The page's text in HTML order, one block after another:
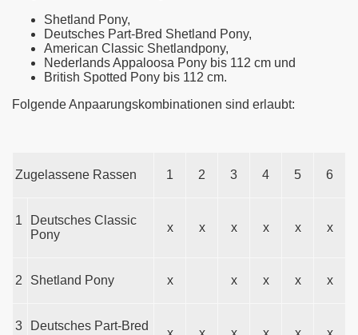
Shetland Pony,
Deutsches Part-Bred Shetland Pony,
American Classic Shetlandpony,
Nederlands Appaloosa Pony bis 112 cm und
British Spotted Pony bis 112 cm.
Folgende Anpaarungskombinationen sind erlaubt:
Zugelassene Rassen 1 2 3 4 5 6
1
Deutsches Classic
Pony
x x x x x x
2 Shetland Pony x x x x x
3
Deutsches Part-Bred